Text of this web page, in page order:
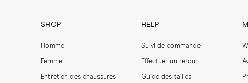
SHOP
Homme
Femme
Entretien des chaussures
HELP
Suivi de commande
Effectuer un retour
Guide des tailles